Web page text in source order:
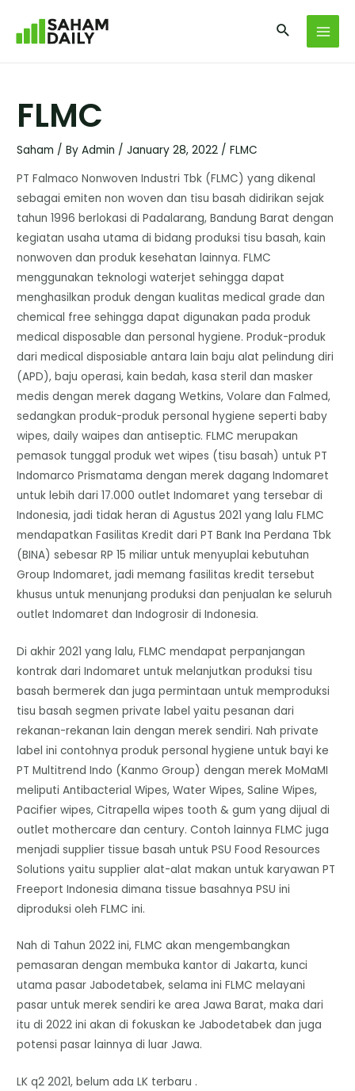
FLMC
Saham / ByAdmin /January 28, 2022 /FLMC
PT Falmaco Nonwoven Industri Tbk (FLMC) yang dikenal
sebagai emiten non woven dan tisu basah didirikan sejak
tahun 1996 berlokasi di Padalarang, Bandung Barat dengan
kegiatan usaha utama di bidang produksi tisu basah, kain
nonwoven dan produk kesehatan lainnya. FLMC
menggunakan teknologi waterjet sehingga dapat
menghasilkan produk dengan kualitas medical grade dan
chemical free sehingga dapat digunakan pada produk
medical disposable dan personal hygiene. Produk-produk
dari medical disposiable antara lain baju alat pelindung diri
(APD), baju operasi, kain bedah, kasa steril dan masker
medis dengan merek dagang Wetkins, Volare dan Falmed,
sedangkan produk-produk personal hygiene seperti baby
wipes, daily waipes dan antiseptic. FLMC merupakan
pemasok tunggal produk wet wipes (tisu basah) untuk PT
Indomarco Prismatama dengan merek dagang Indomaret
untuk lebih dari 17.000 outlet Indomaret yang tersebar di
Indonesia, jadi tidak heran di Agustus 2021 yang lalu FLMC
mendapatkan Fasilitas Kredit dari PT Bank Ina Perdana Tbk
(BINA) sebesar RP 15 miliar untuk menyuplai kebutuhan
Group Indomaret, jadi memang fasilitas kredit tersebut
khusus untuk menunjang produksi dan penjualan ke seluruh
outlet Indomaret dan Indogrosir di Indonesia.
Di akhir 2021 yang lalu, FLMC mendapat perpanjangan
kontrak dari Indomaret untuk melanjutkan produksi tisu
basah bermerek dan juga permintaan untuk memproduksi
tisu basah segmen private label yaitu pesanan dari
rekanan-rekanan lain dengan merek sendiri. Nah private
label ini contohnya produk personal hygiene untuk bayi ke
PT Multitrend Indo (Kanmo Group) dengan merek MoMaMI
meliputi Antibacterial Wipes, Water Wipes, Saline Wipes,
Pacifier wipes, Citrapella wipes tooth & gum yang dijual di
outlet mothercare dan century. Contoh lainnya FLMC juga
menjadi supplier tissue basah untuk PSU Food Resources
Solutions yaitu supplier alat-alat makan untuk karyawan PT
Freeport Indonesia dimana tissue basahnya PSU ini
diproduksi oleh FLMC ini.
Nah di Tahun 2022 ini, FLMC akan mengembangkan
pemasaran dengan membuka kantor di Jakarta, kunci
utama pasar Jabodetabek, selama ini FLMC melayani
pasar untuk merek sendiri ke area Jawa Barat, maka dari
itu di 2022 ini akan di fokuskan ke Jabodetabek dan juga
potensi pasar lainnya di luar Jawa.
LK q2 2021, belum ada LK terbaru .